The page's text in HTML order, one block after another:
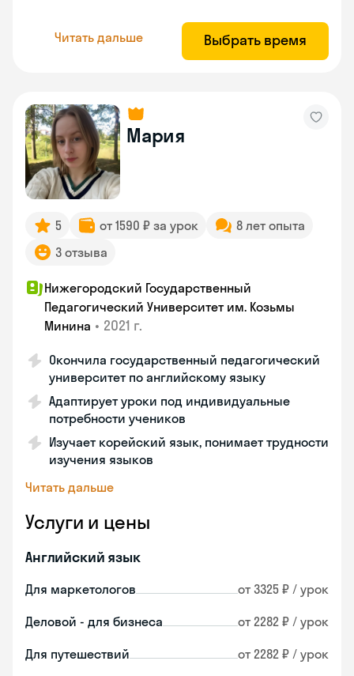
Читать дальше Выбрать время
Мария
5 от 1590 ₽ за урок
8 лет опыта
3 отзыва
Нижегородский Государственный
Педагогический Университет им. Козьмы
Минина • 2021 г.
Окончила государственный педагогический
университет по английскому языку
Адаптирует уроки под индивидуальные
потребности учеников
Изучает корейский язык, понимает трудности
изучения языков
Читать дальше
Услуги и цены
Английский язык
Для маркетологов от 3325 ₽ / урок
Деловой - для бизнеса от 2282 ₽ / урок
Для путешествий от 2282 ₽ / урок